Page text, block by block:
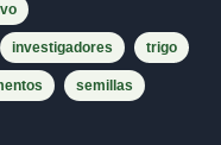
investigadores trigo
semillas